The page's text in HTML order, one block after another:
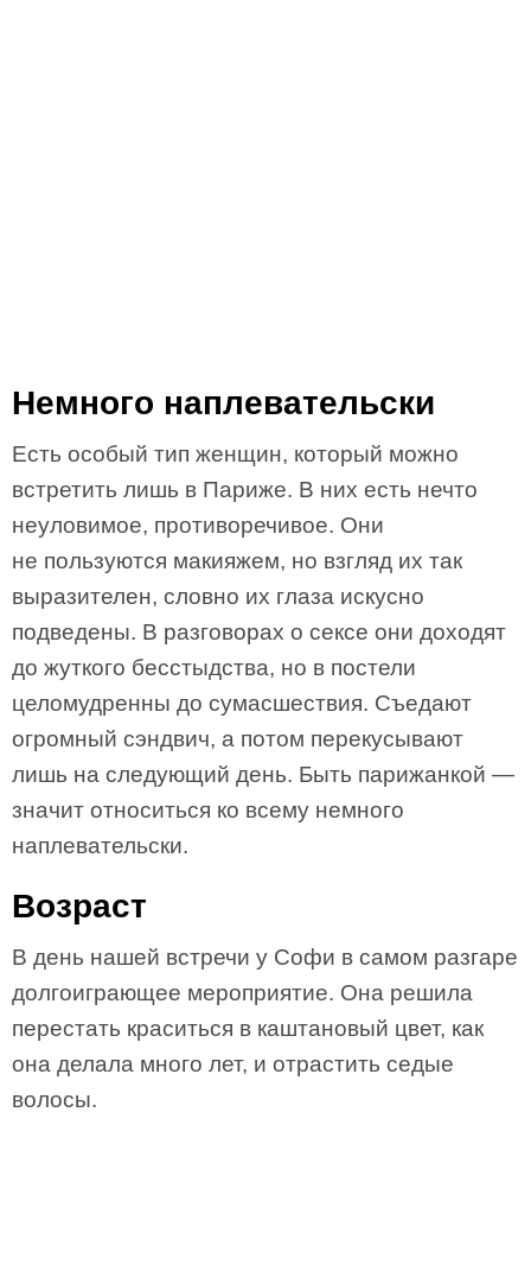
Немного наплевательски
Есть особый тип женщин, который можно
встретить лишь в Париже. В них есть нечто
неуловимое, противоречивое. Они
не пользуются макияжем, но взгляд их так
выразителен, словно их глаза искусно
подведены. В разговорах о сексе они доходят
до жуткого бесстыдства, но в постели
целомудренны до сумасшествия. Съедают
огромный сэндвич, а потом перекусывают
лишь на следующий день. Быть парижанкой —
значит относиться ко всему немного
наплевательски.
Возраст
В день нашей встречи у Софи в самом разгаре
долгоиграющее мероприятие. Она решила
перестать краситься в каштановый цвет, как
она делала много лет, и отрастить седые
волосы.